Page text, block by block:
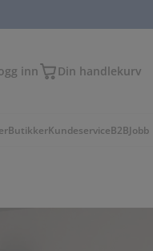
inn Din handlekurv
ButikkerKundeserviceB2BJobb